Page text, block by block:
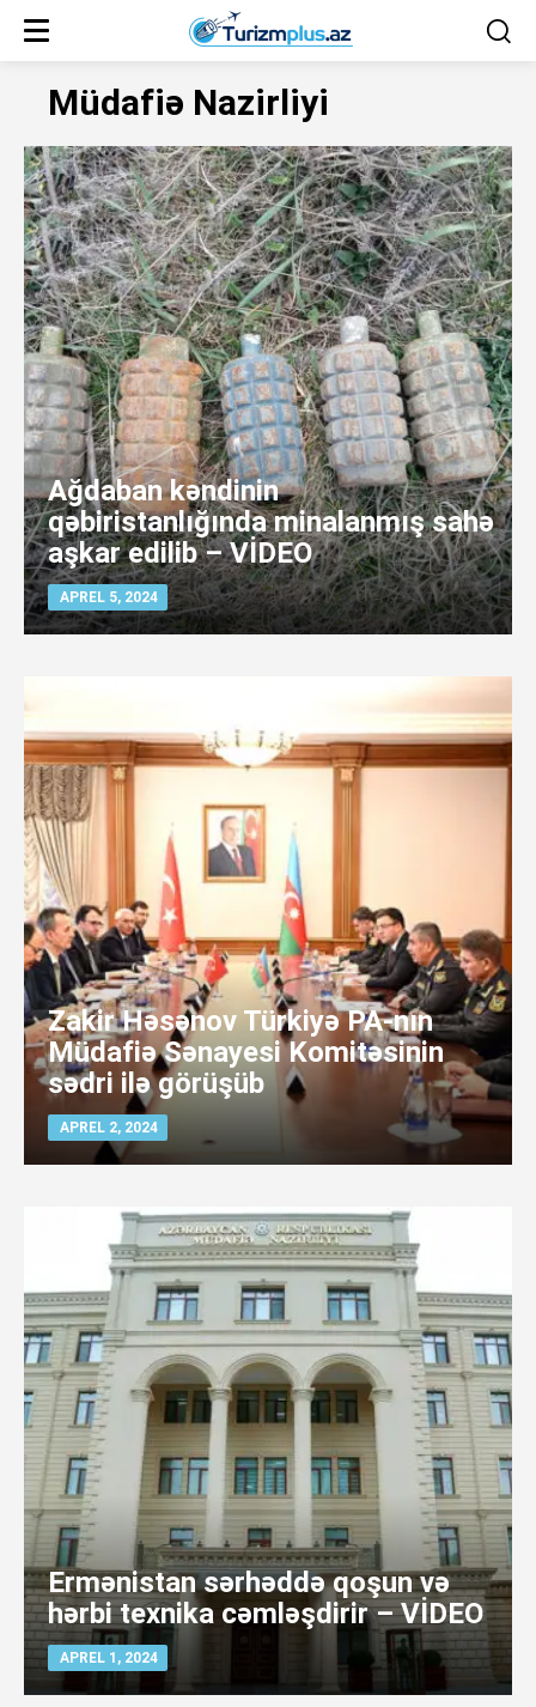
Müdafiə Nazirliyi
Ağdaban kəndinin
qəbiristanlığında minalanmış sahə
aşkar edilib – VİDEO
APREL 5, 2024
Zakir Həsənov Türkiyə PA-nın
Müdafiə Sənayesi Komitəsinin
sədri ilə görüşüb
APREL 2, 2024
Ermənistan sərhəddə qoşun və
hərbi texnika cəmləşdirir – VİDEO
APREL 1, 2024